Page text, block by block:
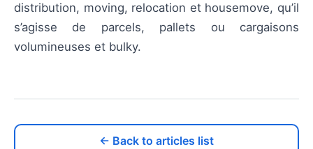
distribution, moving, relocation et housemove, qu’il
s’agisse de parcels, pallets ou cargaisons
volumineuses et bulky.
← Back to articles list